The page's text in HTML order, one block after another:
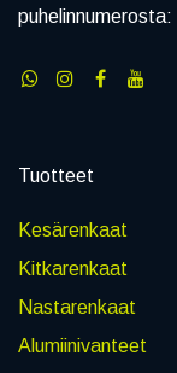
puhelinnumerosta:
Tuotteet
Kesärenkaat
Kitkarenkaat
Nastarenkaat
Alumiinivanteet